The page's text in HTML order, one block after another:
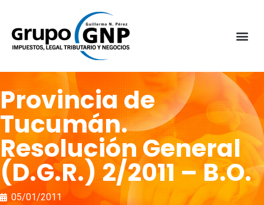
Provincia de
Tucumán.
Resolución General
(D.G.R.) 2/2011 – B.O.
05/01/2011